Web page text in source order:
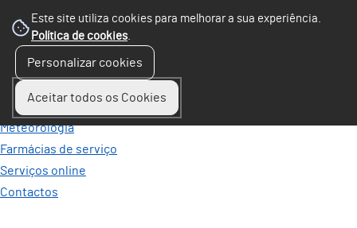
Este site utiliza cookies para melhorar a sua experiência.
Política de cookies.
Personalizar cookies
Aceitar todos os Cookies
Perguntas Frequentes
Ocorrências
Mobilidade
Meteorologia
Farmácias de serviço
Serviços online
Contactos